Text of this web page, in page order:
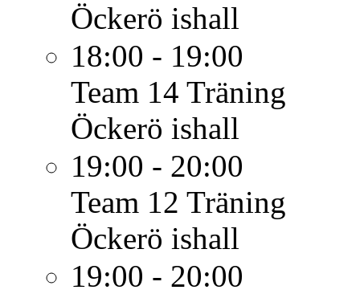
Öckerö ishall
18:00 - 19:00
Team 14 Träning
Öckerö ishall
19:00 - 20:00
Team 12 Träning
Öckerö ishall
19:00 - 20:00